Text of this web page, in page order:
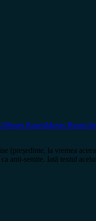
Moses RosenMoses Rosen
(președinte, la vremea
ca anti-semite. Iată textul